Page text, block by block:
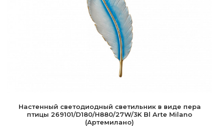
Настенный светодиодный светильник в виде пера
птицы 269101/D180/H880/27W/3K Bl Arte Milano
(Артемилано)